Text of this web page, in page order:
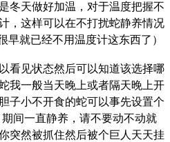
冬天做好加温，对于温度把握不
，这样可以在不打扰蛇静养情况
早就已经不用温度计这东西了）
看见状态然后可以知道该选择哪
我一般当天晚上或者隔天晚上开
子小不开食的蛇可以事先设置个
间一直静养，请不要动不动就
突然被抓住然后被个巨人天天挂